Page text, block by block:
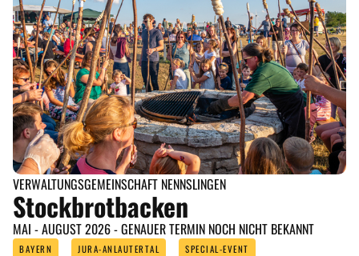
VERWALTUNGSGEMEINSCHAFT NENNSLINGEN
Stockbrotbacken
MAI - AUGUST 2026 - GENAUER TERMIN NOCH NICHT BEKANNT
BAYERN JURA-ANLAUTERTAL SPECIAL-EVENT